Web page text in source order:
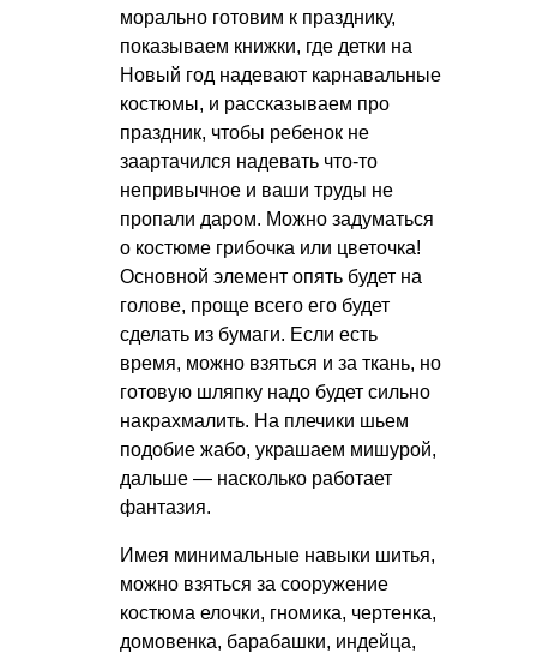
морально готовим к празднику,
показываем книжки, где детки на
Новый год надевают карнавальные
костюмы, и рассказываем про
праздник, чтобы ребенок не
заартачился надевать что-то
непривычное и ваши труды не
пропали даром. Можно задуматься
о костюме грибочка или цветочка!
Основной элемент опять будет на
голове, проще всего его будет
сделать из бумаги. Если есть
время, можно взяться и за ткань, но
готовую шляпку надо будет сильно
накрахмалить. На плечики шьем
подобие жабо, украшаем мишурой,
дальше — насколько работает
фантазия.
Имея минимальные навыки шитья,
можно взяться за сооружение
костюма елочки, гномика, чертенка,
домовенка, барабашки, индейца,